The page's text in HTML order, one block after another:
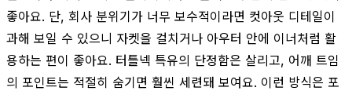
좋아요. 단, 회사 분위기가 너무 보수적이라면 컷아웃 디테일이
과해 보일 수 있으니 자켓을 걸치거나 아우터 안에 이너처럼 활
용하는 편이 좋아요. 터틀넥 특유의 단정함은 살리고, 어깨 트임
의 포인트는 적절히 숨기면 훨씬 세련돼 보여요. 이런 방식은 포